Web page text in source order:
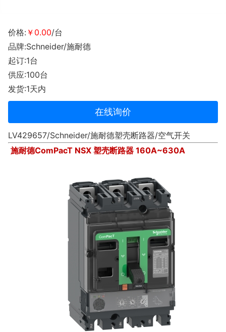
价格: ￥0.00/台
品牌:Schneider/施耐德
起订:1台
供应:100台
发货:1天内
在线询价
LV429657/Schneider/施耐德塑壳断路器/空气开关
施耐德ComPacT NSX 塑壳断路器 160A~630A